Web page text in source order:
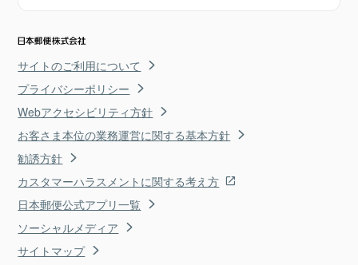
サイトのご利用について
プライバシーポリシー
Webアクセシビリティ方針
お客さま本位の業務運営に関する基本方針
勧誘方針
カスタマーハラスメントに関する考え方
日本郵便公式アプリ一覧
ソーシャルメディア
サイトマップ